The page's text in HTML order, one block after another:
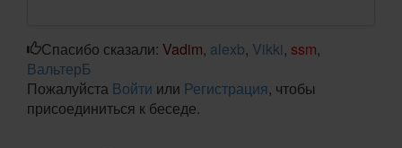
Спасибо сказали: Vadim, alexb, Vikki, ssm,
ВальтерБ
Пожалуйста Войти или Регистрация, чтобы
присоединиться к беседе.